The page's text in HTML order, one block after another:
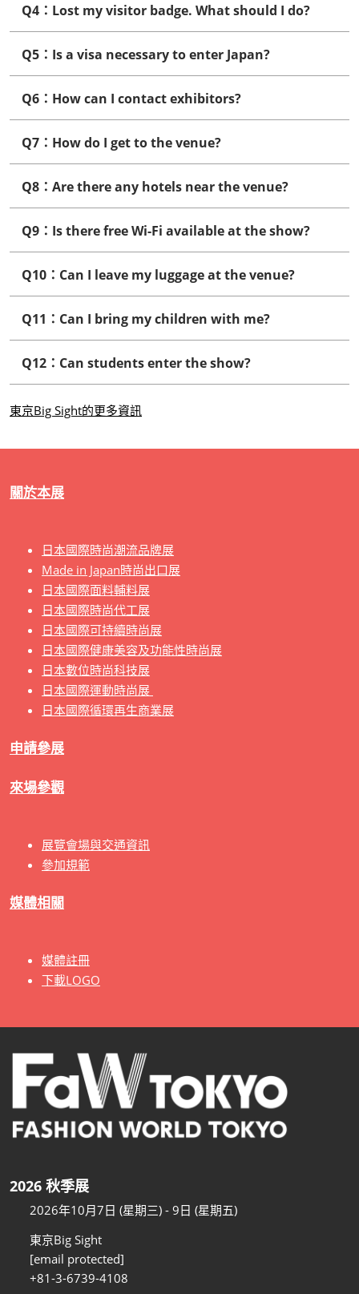
Q4：Lost my visitor badge. What should I do?
Q5：Is a visa necessary to enter Japan?
Q6：How can I contact exhibitors?
Q7：How do I get to the venue?
Q8：Are there any hotels near the venue?
Q9：Is there free Wi-Fi available at the show?
Q10：Can I leave my luggage at the venue?
Q11：Can I bring my children with me?
Q12：Can students enter the show?
東京Big Sight的更多資訊
關於本展
日本國際時尚潮流品牌展
Made in Japan時尚出口展
日本國際面料輔料展
日本國際時尚代工展
日本國際可持續時尚展
日本國際健康美容及功能性時尚展
日本數位時尚科技展
日本國際運動時尚展
日本國際循環再生商業展
申請參展
來場參觀
展覽會場與交通資訊
參加規範
媒體相關
媒體註冊
下載LOGO
2026 秋季展
2026年10月7日 (星期三) - 9日 (星期五)
東京Big Sight
[email protected]
+81-3-6739-4108